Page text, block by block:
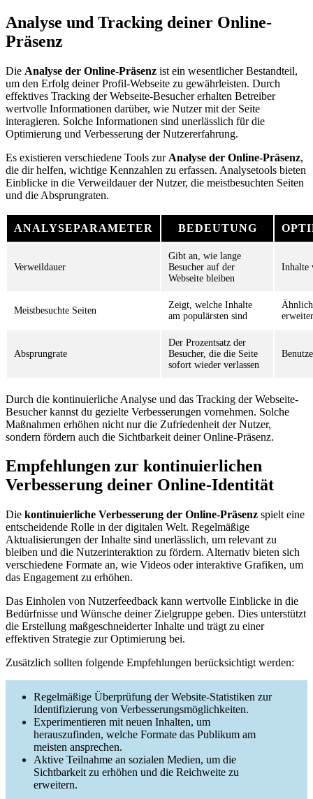
Analyse und Tracking deiner Online-
Präsenz
Die Analyse der Online-Präsenz ist ein wesentlicher Bestandteil,
um den Erfolg deiner Profil-Webseite zu gewährleisten. Durch
effektives Tracking der Webseite-Besucher erhalten Betreiber
wertvolle Informationen darüber, wie Nutzer mit der Seite
interagieren. Solche Informationen sind unerlässlich für die
Optimierung und Verbesserung der Nutzererfahrung.
Es existieren verschiedene Tools zur Analyse der Online-Präsenz,
die dir helfen, wichtige Kennzahlen zu erfassen. Analysetools bieten
Einblicke in die Verweildauer der Nutzer, die meistbesuchten Seiten
und die Absprungraten.
ANALYSEPARAMETER BEDEUTUNG
Verweildauer
Gibt an, wie lange
Besucher auf der
Webseite bleiben
Inhalte
Meistbesuchte Seiten
Zeigt, welche Inhalte
am populärsten sind
Absprungrate
Der Prozentsatz der
Besucher, die die Seite
sofort wieder verlassen
Durch die kontinuierliche Analyse und das Tracking der Webseite-
Besucher kannst du gezielte Verbesserungen vornehmen. Solche
Maßnahmen erhöhen nicht nur die Zufriedenheit der Nutzer,
sondern fördern auch die Sichtbarkeit deiner Online-Präsenz.
Empfehlungen zur kontinuierlichen
Verbesserung deiner Online-Identität
Die kontinuierliche Verbesserung der Online-Präsenz spielt eine
entscheidende Rolle in der digitalen Welt. Regelmäßige
Aktualisierungen der Inhalte sind unerlässlich, um relevant zu
bleiben und die Nutzerinteraktion zu fördern. Alternativ bieten sich
verschiedene Formate an, wie Videos oder interaktive Grafiken, um
das Engagement zu erhöhen.
Das Einholen von Nutzerfeedback kann wertvolle Einblicke in die
Bedürfnisse und Wünsche deiner Zielgruppe geben. Dies unterstützt
die Erstellung maßgeschneiderter Inhalte und trägt zu einer
effektiven Strategie zur Optimierung bei.
Zusätzlich sollten folgende Empfehlungen berücksichtigt werden:
Regelmäßige Überprüfung der Website-Statistiken zur
Identifizierung von Verbesserungsmöglichkeiten.
Experimentieren mit neuen Inhalten, um
herauszufinden, welche Formate das Publikum am
meisten ansprechen.
Aktive Teilnahme an sozialen Medien, um die
Sichtbarkeit zu erhöhen und die Reichweite zu
erweitern.